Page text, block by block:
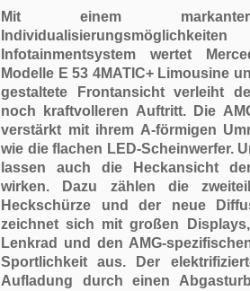
Mit einem
Infotainmentsystem wertet
Modelle E 53 4MATIC+ Limousine
gestaltete Frontansicht verleiht
noch kraftvolleren Auftritt. Die
verstärkt mit ihrem A-förmigen
wie die flachen LED-Scheinwerfer.
lassen auch die Heckansicht
wirken. Dazu zählen die
Heckschürze und der neue
zeichnet sich mit großen
Lenkrad und den AMG-
Sportlichkeit aus. Der
Aufladung durch einen